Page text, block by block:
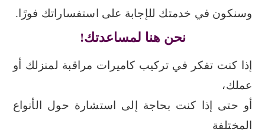
وسنكون في خدمتك للإجابة على استفساراتك فورًا.
نحن هنا لمساعدتك!
إذا كنت تفكر في تركيب كاميرات مراقبة لمنزلك أو
عملك،
أو حتى إذا كنت بحاجة إلى استشارة حول الأنواع
المختلفة